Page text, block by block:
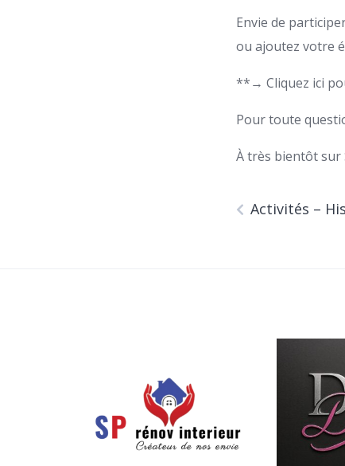
Envie de
ou ajoutez votre
**→ Cliquez ici
Pour toute
À très bientôt sur
Activités –